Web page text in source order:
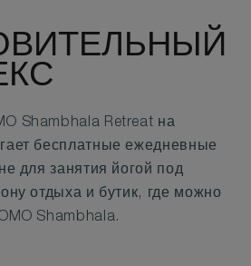
Shambhala Retreat на
бесплатные ежедневные
для занятия йогой под
отдыха и бутик, где можно
Shambhala.